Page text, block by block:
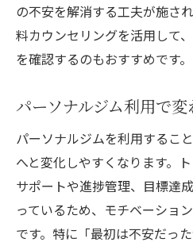
の不安を解消する工夫が施さ
料カウンセリングを活用して
を確認するのもおすすめです。
パーソナルジム利用で
パーソナルジムを利用するこ
へと変化しやすくなります。
サポートや進捗管理、目標達
っているため、モチベーショ
です。特に「最初は不安だっ